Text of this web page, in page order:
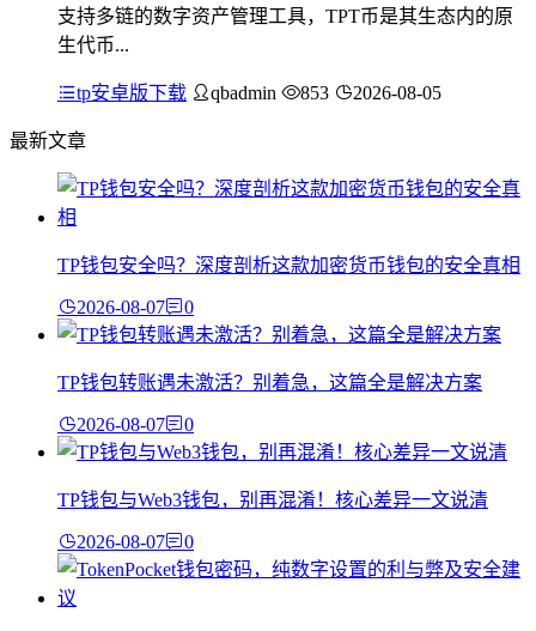
支持多链的数字资产管理工具，TPT币是其生态内的原
生代币...
tp安卓版下载 qbadmin 853 2026-08-05
最新文章
TP钱包安全吗？深度剖析这款加密货币钱包的安全真相
2026-08-07 0
TP钱包转账遇未激活？别着急，这篇全是解决方案
2026-08-07 0
TP钱包与Web3钱包，别再混淆！核心差异一文说清
2026-08-07 0